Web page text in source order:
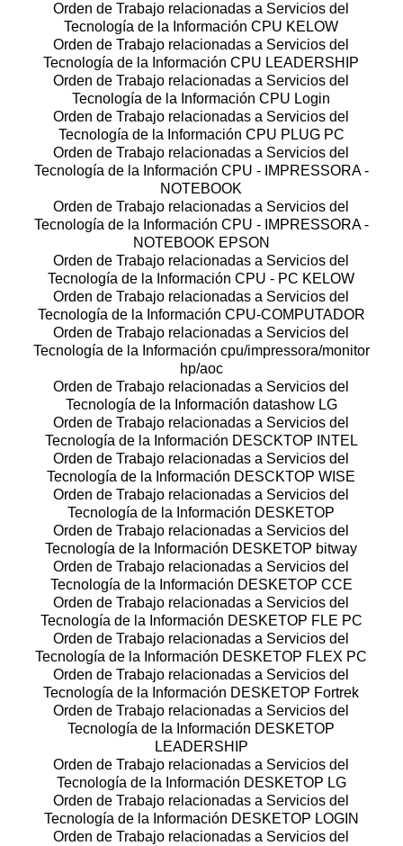
Orden de Trabajo relacionadas a Servicios del
Tecnología de la Información CPU KELOW
Orden de Trabajo relacionadas a Servicios del
Tecnología de la Información CPU LEADERSHIP
Orden de Trabajo relacionadas a Servicios del
Tecnología de la Información CPU Login
Orden de Trabajo relacionadas a Servicios del
Tecnología de la Información CPU PLUG PC
Orden de Trabajo relacionadas a Servicios del
Tecnología de la Información CPU - IMPRESSORA -
NOTEBOOK
Orden de Trabajo relacionadas a Servicios del
Tecnología de la Información CPU - IMPRESSORA -
NOTEBOOK EPSON
Orden de Trabajo relacionadas a Servicios del
Tecnología de la Información CPU - PC KELOW
Orden de Trabajo relacionadas a Servicios del
Tecnología de la Información CPU-COMPUTADOR
Orden de Trabajo relacionadas a Servicios del
Tecnología de la Información cpu/impressora/monitor
hp/aoc
Orden de Trabajo relacionadas a Servicios del
Tecnología de la Información datashow LG
Orden de Trabajo relacionadas a Servicios del
Tecnología de la Información DESCKTOP INTEL
Orden de Trabajo relacionadas a Servicios del
Tecnología de la Información DESCKTOP WISE
Orden de Trabajo relacionadas a Servicios del
Tecnología de la Información DESKETOP
Orden de Trabajo relacionadas a Servicios del
Tecnología de la Información DESKETOP bitway
Orden de Trabajo relacionadas a Servicios del
Tecnología de la Información DESKETOP CCE
Orden de Trabajo relacionadas a Servicios del
Tecnología de la Información DESKETOP FLE PC
Orden de Trabajo relacionadas a Servicios del
Tecnología de la Información DESKETOP FLEX PC
Orden de Trabajo relacionadas a Servicios del
Tecnología de la Información DESKETOP Fortrek
Orden de Trabajo relacionadas a Servicios del
Tecnología de la Información DESKETOP
LEADERSHIP
Orden de Trabajo relacionadas a Servicios del
Tecnología de la Información DESKETOP LG
Orden de Trabajo relacionadas a Servicios del
Tecnología de la Información DESKETOP LOGIN
Orden de Trabajo relacionadas a Servicios del